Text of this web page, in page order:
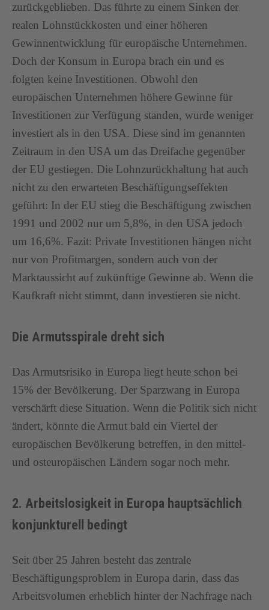
zurückgeblieben. Das führte zu einem Sinken der
realen Lohnstückkosten und einer höheren
Gewinnentwicklung für europäische Unternehmen.
Doch der Konsum in Europa brach ein und es
folgten keine Investitionen. Obwohl den
europäischen Unternehmen höhere Gewinne für
Investitionen zur Verfügung standen, wurde weniger
investiert als in den USA. Diese sind im genannten
Zeitraum in den USA um das Dreifache gegenüber
der EU gestiegen. Die Lohnzurückhaltung hat auch
nicht zu den erwarteten Beschäftigungseffekten
geführt: In der EU stieg die Beschäftigung zwischen
1991 und 2002 nur um 5,8%, in den USA jedoch
um 16,6%. Fazit: Private Investitionen hängen nicht
nur von Profitmargen, sondern auch von der
Marktaussicht auf zukünftige Gewinne ab. Wenn die
Kaufkraft nicht stimmt, dann investieren sie nicht.
Die Armutsspirale dreht sich
Das Armutsrisiko in Europa liegt heute schon bei
15% der Bevölkerung. Der Sparzwang in Europa
verschärft diese Situation. Wenn die Politik sich nicht
ändert, könnte die Armut bald ein Viertel der
europäischen Bevölkerung betreffen, in den mittel-
und osteuropäischen Ländern sogar noch mehr.
2. Arbeitslosigkeit in Europa hauptsächlich
konjunkturell bedingt
Seit über 25 Jahren besteht das zentrale
Beschäftigungsproblem in Europa darin, dass das
Arbeitsvolumen erheblich hinter der Nachfrage nach